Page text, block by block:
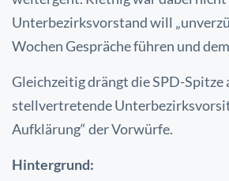
Unterbezirksvorstand will
Wochen Gespräche führen und
Gleichzeitig drängt die SPD-
stellvertretende
Aufklärung“ der Vorwürfe.
Hintergrund: